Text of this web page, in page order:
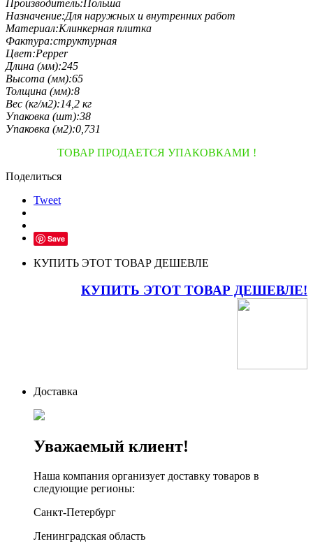
Производитель:Польша
Назначение:Для наружных и внутренних работ
Материал:Клинкерная плитка
Фактура:структурная
Цвет:Pepper
Длина (мм):245
Высота (мм):65
Толщина (мм):8
Вес (кг/м2):14,2 кг
Упаковка (шт):38
Упаковка (м2):0,731
ТОВАР ПРОДАЕТСЯ УПАКОВКАМИ !
Поделиться
Tweet
Save
КУПИТЬ ЭТОТ ТОВАР ДЕШЕВЛЕ
КУПИТЬ ЭТОТ ТОВАР ДЕШЕВЛЕ!
Доставка
Уважаемый клиент!
Наша компания организует доставку товаров в
следующие регионы:
Санкт-Петербург
Ленинградская область